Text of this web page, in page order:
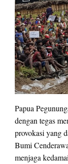
Papua
dengan tegas
provokasi yang
Bumi
menjaga